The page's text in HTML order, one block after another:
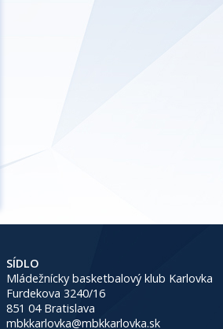
SÍDLO
Mládežnícky basketbalový klub Karlovka
Furdekova 3240/16
851 04 Bratislava
mbkkarlovka@mbkkarlovka.sk